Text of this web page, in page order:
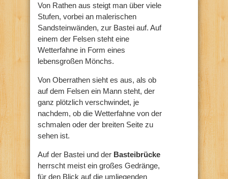
Von Rathen aus steigt man über viele
Stufen, vorbei an malerischen
Sandsteinwänden, zur Bastei auf. Auf
einem der Felsen steht eine
Wetterfahne in Form eines
lebensgroßen Mönchs.
Von Oberrathen sieht es aus, als ob
auf dem Felsen ein Mann steht, der
ganz plötzlich verschwindet, je
nachdem, ob die Wetterfahne von der
schmalen oder der breiten Seite zu
sehen ist.
Auf der Bastei und der Basteibrücke
herrscht meist ein großes Gedränge,
für den Blick auf die umliegenden